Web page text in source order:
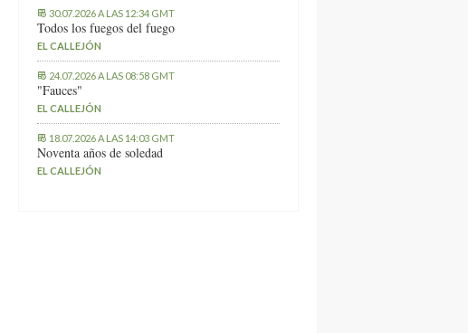
30.07.2026 A LAS 12:34 GMT
Todos los fuegos del fuego
EL CALLEJÓN
24.07.2026 A LAS 08:58 GMT
"Fauces"
EL CALLEJÓN
18.07.2026 A LAS 14:03 GMT
Noventa años de soledad
EL CALLEJÓN